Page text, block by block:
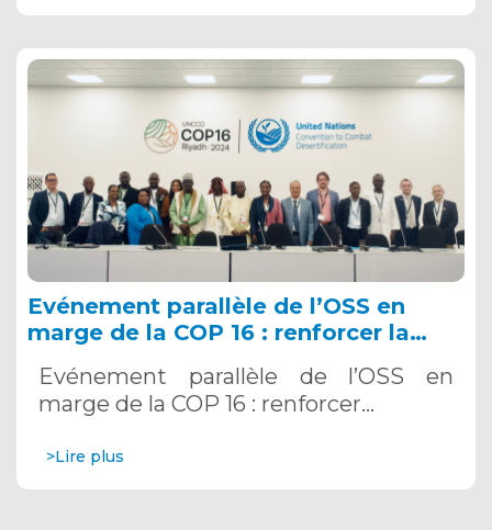
Evénement parallèle de l’OSS en
marge de la COP 16 : renforcer la
Systèmes d’Alerte Précoce
Multirisques. 12 décembre 2024
Evénement parallèle de l’OSS en
marge de la COP 16 : renforcer…
>Lire plus